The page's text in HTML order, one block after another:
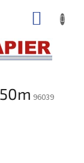
96039